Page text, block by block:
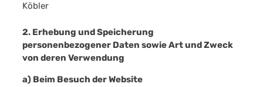
Köbler
2. Erhebung und Speicherung
personenbezogener Daten sowie Art und Zweck
von deren Verwendung
a) Beim Besuch der Website